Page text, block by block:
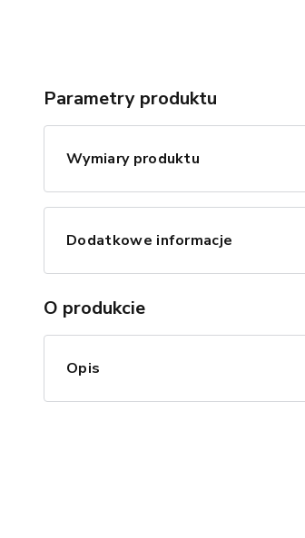
Parametry produktu
Wymiary produktu
Dodatkowe informacje
O produkcie
Opis